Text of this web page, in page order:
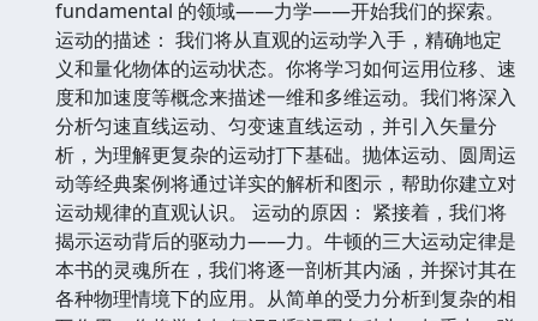
fundamental 的领域——力学——开始我们的探索。
运动的描述： 我们将从直观的运动学入手，精确地定
义和量化物体的运动状态。你将学习如何运用位移、速
度和加速度等概念来描述一维和多维运动。我们将深入
分析匀速直线运动、匀变速直线运动，并引入矢量分
析，为理解更复杂的运动打下基础。抛体运动、圆周运
动等经典案例将通过详实的解析和图示，帮助你建立对
运动规律的直观认识。 运动的原因： 紧接着，我们将
揭示运动背后的驱动力——力。牛顿的三大运动定律是
本书的灵魂所在，我们将逐一剖析其内涵，并探讨其在
各种物理情境下的应用。从简单的受力分析到复杂的相